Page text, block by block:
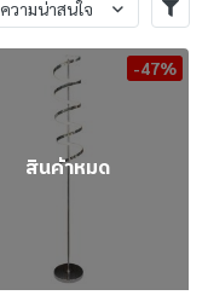
ความน่าสนใจ
-47%
สินค้าหมด